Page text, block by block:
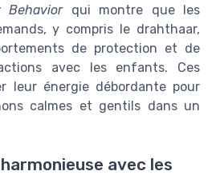
Behaviorqui montre que les
y compris le drahthaar,
de protection et de
avec les enfants. Ces
leur énergie débordante pour
calmes et gentils dans un
avec les